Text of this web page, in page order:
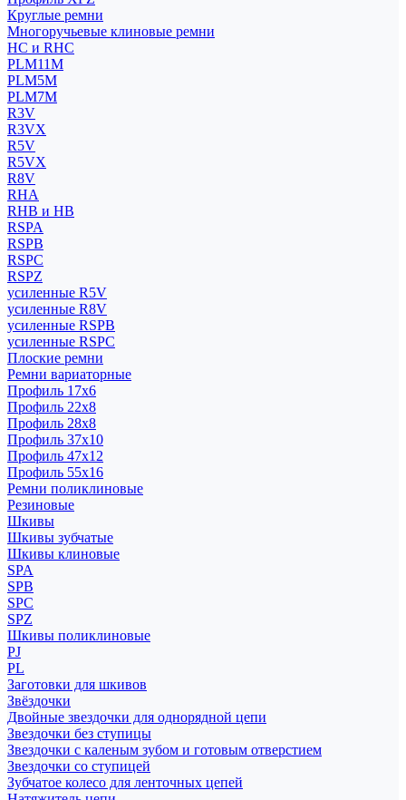
Круглые ремни
Многоручьевые клиновые ремни
HC и RHC
PLM11M
PLM5M
PLM7M
R3V
R3VX
R5V
R5VX
R8V
RHA
RHB и HB
RSPA
RSPB
RSPC
RSPZ
усиленные R5V
усиленные R8V
усиленные RSPB
усиленные RSPC
Плоские ремни
Ремни вариаторные
Профиль 17x6
Профиль 22x8
Профиль 28x8
Профиль 37x10
Профиль 47x12
Профиль 55x16
Ремни поликлиновые
Резиновые
Шкивы
Шкивы зубчатые
Шкивы клиновые
SPA
SPB
SPC
SPZ
Шкивы поликлиновые
PJ
PL
Заготовки для шкивов
Звёздочки
Двойные звездочки для однорядной цепи
Звездочки без ступицы
Звездочки с каленым зубом и готовым отверстием
Звездочки со ступицей
Зубчатое колесо для ленточных цепей